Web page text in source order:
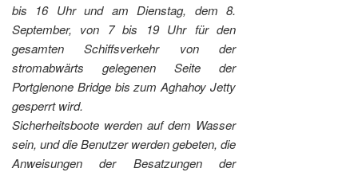
bis 16 Uhr und am Dienstag, dem 8.
September, von 7 bis 19 Uhr für den
gesamten Schiffsverkehr von der
stromabwärts gelegenen Seite der
Portglenone Bridge bis zum Aghahoy Jetty
gesperrt wird.
Sicherheitsboote werden auf dem Wasser
sein, und die Benutzer werden gebeten, die
Anweisungen der Besatzungen der